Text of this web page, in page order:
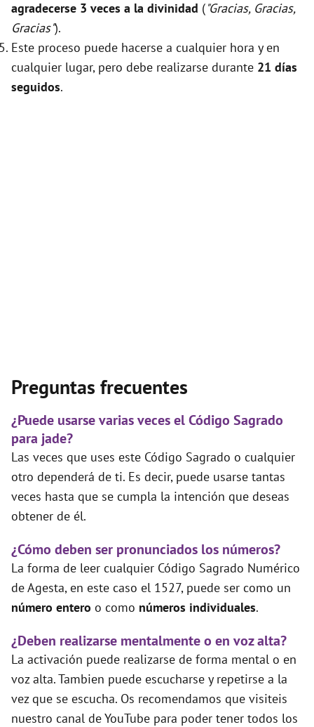
agradecerse 3 veces a la divinidad ("Gracias, Gracias,
Gracias").
Este proceso puede hacerse a cualquier hora y en
cualquier lugar, pero debe realizarse durante 21 días
seguidos.
Preguntas frecuentes
¿Puede usarse varias veces el Código Sagrado
para jade?
Las veces que uses este Código Sagrado o cualquier
otro dependerá de ti. Es decir, puede usarse tantas
veces hasta que se cumpla la intención que deseas
obtener de él.
¿Cómo deben ser pronunciados los números?
La forma de leer cualquier Código Sagrado Numérico
de Agesta, en este caso el 1527, puede ser como un
número entero o como números individuales.
¿Deben realizarse mentalmente o en voz alta?
La activación puede realizarse de forma mental o en
voz alta. Tambien puede escucharse y repetirse a la
vez que se escucha. Os recomendamos que visiteis
nuestro canal de YouTube para poder tener todos los